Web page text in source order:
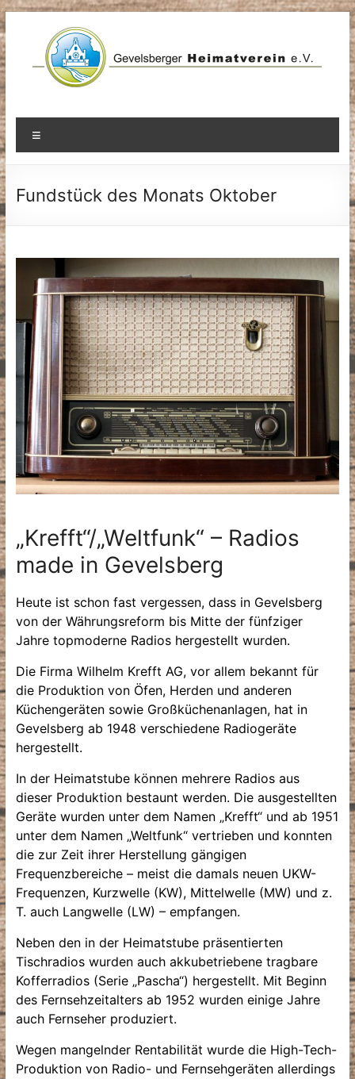
Zum
Inhalt
springen
Fundstück des Monats Oktober
„Krefft“/„Weltfunk“ – Radios
made in Gevelsberg
Heute ist schon fast vergessen, dass in Gevelsberg
von der Währungsreform bis Mitte der fünfziger
Jahre topmoderne Radios hergestellt wurden.
Die Firma Wilhelm Krefft AG, vor allem bekannt für
die Produktion von Öfen, Herden und anderen
Küchengeräten sowie Großküchenanlagen, hat in
Gevelsberg ab 1948 verschiedene Radiogeräte
hergestellt.
In der Heimatstube können mehrere Radios aus
dieser Produktion bestaunt werden. Die ausgestellten
Geräte wurden unter dem Namen „Krefft“ und ab 1951
unter dem Namen „Weltfunk“ vertrieben und konnten
die zur Zeit ihrer Herstellung gängigen
Frequenzbereiche – meist die damals neuen UKW-
Frequenzen, Kurzwelle (KW), Mittelwelle (MW) und z.
T. auch Langwelle (LW) – empfangen.
Neben den in der Heimatstube präsentierten
Tischradios wurden auch akkubetriebene tragbare
Kofferradios (Serie „Pascha“) hergestellt. Mit Beginn
des Fernsehzeitalters ab 1952 wurden einige Jahre
auch Fernseher produziert.
Wegen mangelnder Rentabilität wurde die High-Tech-
Produktion von Radio- und Fernsehgeräten allerdings